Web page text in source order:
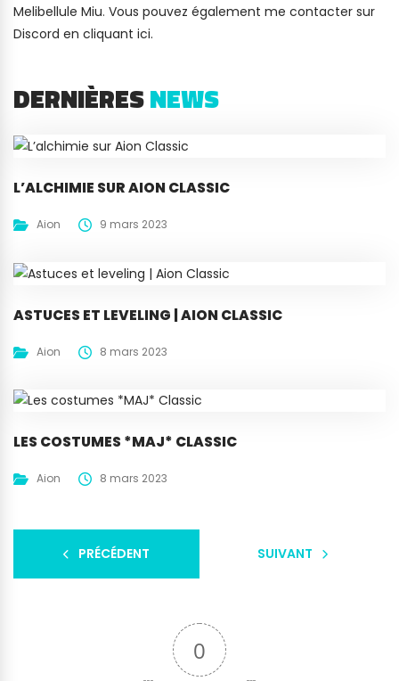
Melibellule Miu. Vous pouvez également me contacter sur
Discord en cliquant ici.
DERNIÈRESNEWS
L’ALCHIMIE SUR AION CLASSIC
Aion 9 mars 2023
ASTUCES ET LEVELING | AION CLASSIC
Aion 8 mars 2023
LES COSTUMES *MAJ* CLASSIC
Aion 8 mars 2023
PRÉCÉDENT SUIVANT
0